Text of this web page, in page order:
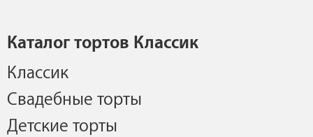
Каталог тортов Классик
Классик
Свадебные торты
Детские торты